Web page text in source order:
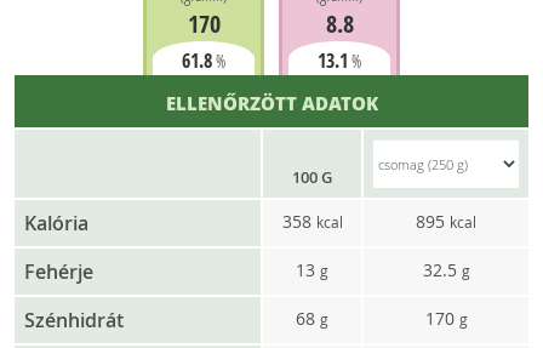
170
61.8%
8.8
13.1 %
ELLENŐRZÖTT ADATOK
100 G
Kalória 358 kcal 895 kcal
Fehérje 13 g 32.5 g
Szénhidrát 68 g 170 g